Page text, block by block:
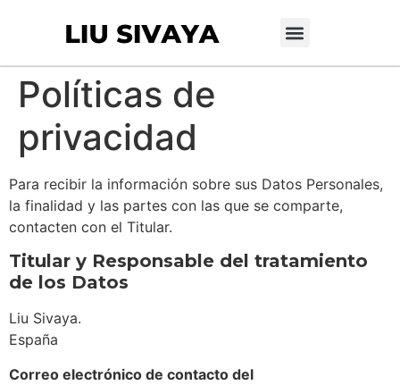
Políticas de
privacidad
Para recibir la información sobre sus Datos Personales,
la finalidad y las partes con las que se comparte,
contacten con el Titular.
Titular y Responsable del tratamiento
de los Datos
Liu Sivaya.
España
Correo electrónico de contacto del